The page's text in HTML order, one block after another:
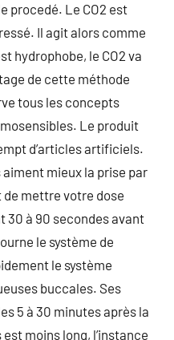
procedé. Le CO2 est
Il agit alors comme
hydrophobe, le CO2 va
de cette méthode
tous les concepts
Le produit
d’articles artificiels.
mieux la prise par
mettre votre dose
30 à 90 secondes avant
le système de
le système
buccales. Ses
5 à 30 minutes après la
moins long, l’instance